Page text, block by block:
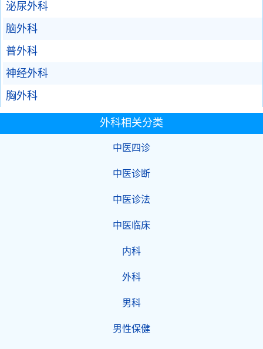
泌尿外科
脑外科
普外科
神经外科
胸外科
外科相关分类
中医四诊
中医诊断
中医诊法
中医临床
内科
外科
男科
男性保健